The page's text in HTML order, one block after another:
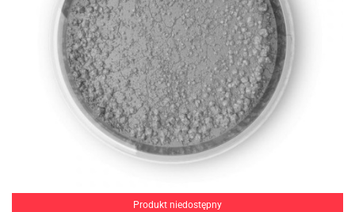
Produkt niedostępny